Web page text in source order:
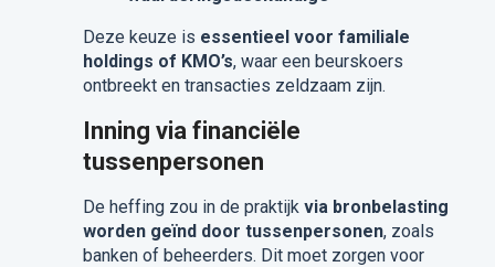
Deze keuze is essentieel voor familiale
holdings of KMO’s, waar een beurskoers
ontbreekt en transacties zeldzaam zijn.
Inning via financiële
tussenpersonen
De heffing zou in de praktijk via bronbelasting
worden geïnd door tussenpersonen, zoals
banken of beheerders. Dit moet zorgen voor